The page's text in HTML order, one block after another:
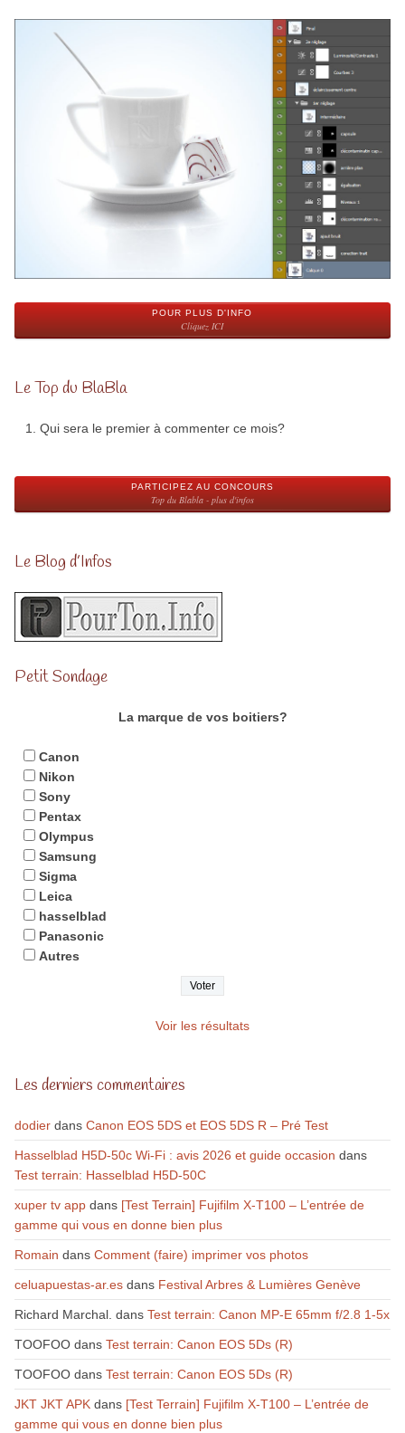
POUR PLUS D'INFO
Cliquez ICI
Le Top du BlaBla
Qui sera le premier à commenter ce mois?
PARTICIPEZ AU CONCOURS
Top du Blabla - plus d'infos
Le Blog d’Infos
Petit Sondage
La marque de vos boitiers?
Canon
Nikon
Sony
Pentax
Olympus
Samsung
Sigma
Leica
hasselblad
Panasonic
Autres
Voir les résultats
Les derniers commentaires
dodierdans Canon EOS 5DS et EOS 5DS R – Pré Test
Hasselblad H5D-50c Wi-Fi : avis 2026 et guide occasion dans
Test terrain: Hasselblad H5D-50C
xuper tv appdans [Test Terrain] Fujifilm X-T100 – L’entrée de
gamme qui vous en donne bien plus
Romain dans Comment (faire) imprimer vos photos
celuapuestas-ar.esdans Festival Arbres & Lumières Genève
Richard Marchal. dans Test terrain: Canon MP-E 65mm f/2.8 1-5x
TOOFOOdans Test terrain: Canon EOS 5Ds (R)
TOOFOOdans Test terrain: Canon EOS 5Ds (R)
JKT JKT APKdans [Test Terrain] Fujifilm X-T100 – L’entrée de
gamme qui vous en donne bien plus